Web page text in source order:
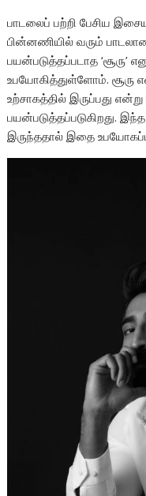
பாடலைப் பற்றி பேசிய
பின்னணியில் வரும்
பயன்படுத்தப்படாத ‘சூரு’
உபயோகித்துள்ளோம். சூரு
உற்சாகத்தில் இருப்பது
பயன்படுத்தப்படுகிறது.
இருந்ததால் இதை